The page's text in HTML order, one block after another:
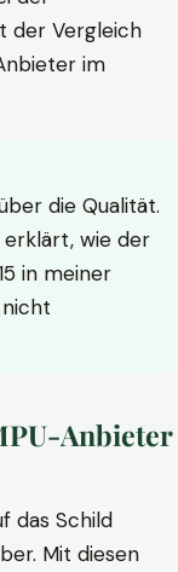
der Vergleich
im
die Qualität.
erklärt, wie der
in meiner
Anbieter
das Schild
Mit diesen